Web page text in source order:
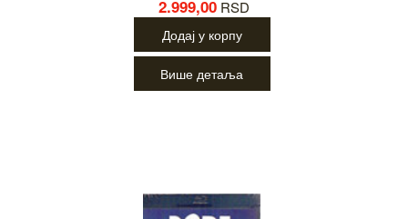
2.999,00 RSD
Додај у корпу
Више детаља